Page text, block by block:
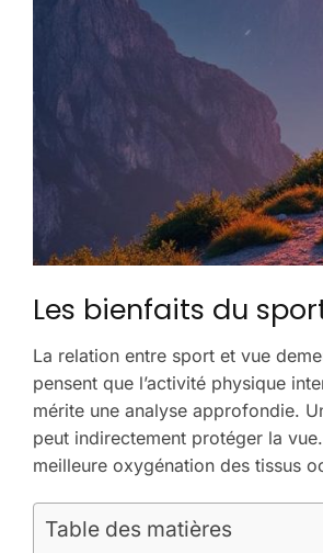
Les bienfaits du
La relation entre sport et vue
pensent que l’activité physique
mérite une analyse approfondie.
peut indirectement protéger la
meilleure oxygénation des tissus
Table des matières